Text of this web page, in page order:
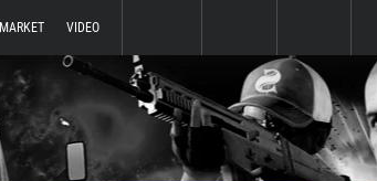
MARKET VIDEO